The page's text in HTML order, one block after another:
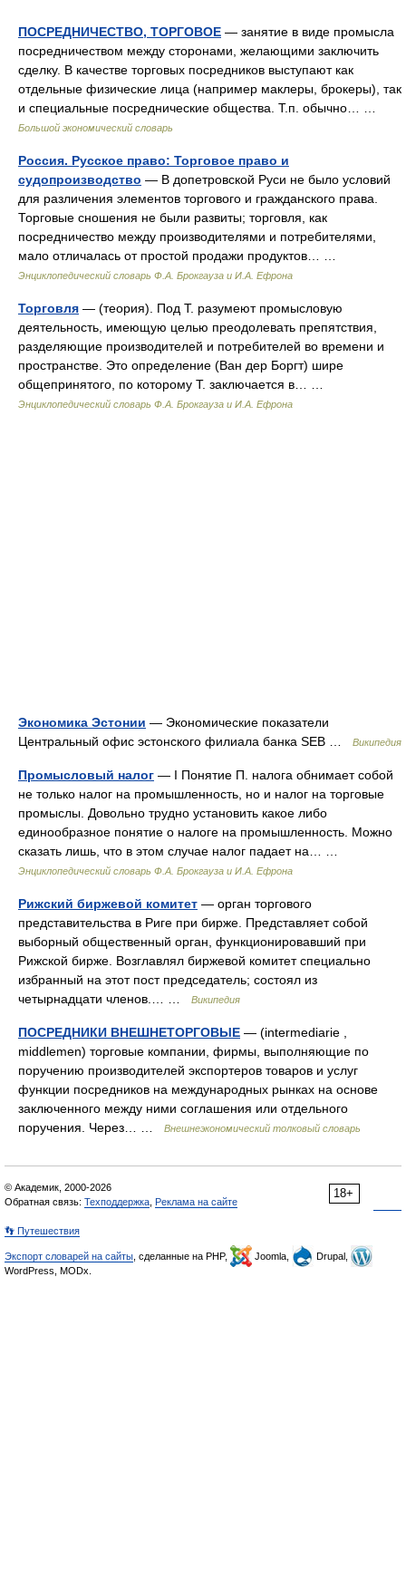
ПОСРЕДНИЧЕСТВО, ТОРГОВОЕ — занятие в виде промысла
посредничеством между сторонами, желающими заключить
сделку. В качестве торговых посредников выступают как
отдельные физические лица (например маклеры, брокеры), так
и специальные посреднические общества. Т.п. обычно… …
Большой экономический словарь
Россия. Русское право: Торговое право и
судопроизводство — В допетровской Руси не было условий
для различения элементов торгового и гражданского права.
Торговые сношения не были развиты; торговля, как
посредничество между производителями и потребителями,
мало отличалась от простой продажи продуктов… …
Энциклопедический словарь Ф.А. Брокгауза и И.А. Ефрона
Торговля — (теория). Под Т. разумеют промысловую
деятельность, имеющую целью преодолевать препятствия,
разделяющие производителей и потребителей во времени и
пространстве. Это определение (Ван дер Боргт) шире
общепринятого, по которому Т. заключается в… …
Энциклопедический словарь Ф.А. Брокгауза и И.А. Ефрона
Экономика Эстонии — Экономические показатели
Центральный офис эстонского филиала банка SEB …
Википедия
Промысловый налог — I Понятие П. налога обнимает собой
не только налог на промышленность, но и налог на торговые
промыслы. Довольно трудно установить какое либо
единообразное понятие о налоге на промышленность. Можно
сказать лишь, что в этом случае налог падает на… …
Энциклопедический словарь Ф.А. Брокгауза и И.А. Ефрона
Рижский биржевой комитет — орган торгового
представительства в Риге при бирже. Представляет собой
выборный общественный орган, функционировавший при
Рижской бирже. Возглавлял биржевой комитет специально
избранный на этот пост председатель; состоял из
четырнадцати членов.… …
Википедия
ПОСРЕДНИКИ ВНЕШНЕТОРГОВЫЕ — (intermediarie ,
middlemen) торговые компании, фирмы, выполняющие по
поручению производителей экспортеров товаров и услуг
функции посредников на международных рынках на основе
заключенного между ними соглашения или отдельного
поручения. Через… …
Внешнеэкономический толковый словарь
18+
© Академик, 2000-2026
Обратная связь: Техподдержка Реклама на сайте
👣 Путешествия
Экспорт словарей на сайты , сделанные на PHP, Joomla,
Drupal,
WordPress, MODx.